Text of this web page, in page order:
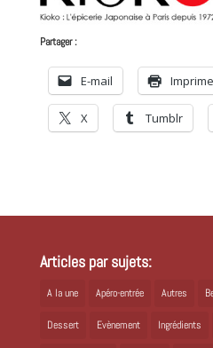
Partager :
E-mail
X Tumblr
Articles par sujets:
A la une Apéro-entrée Autres
Dessert Evènement Ingrédients